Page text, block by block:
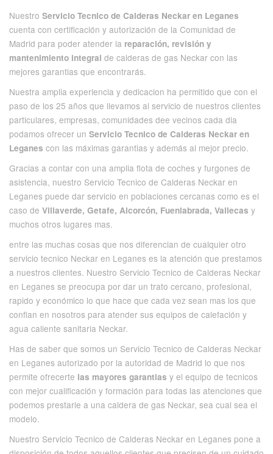
Nuestro Servicio Tecnico de Calderas Neckar en Leganes
cuenta con certificación y autorización de la Comunidad de
Madrid para poder atender la reparación, revisión y
mantenimiento integral de calderas de gas Neckar con las
mejores garantias que encontrarás.
Nuestra amplia experiencia y dedicacion ha permitido que con el
paso de los 25 años que llevamos al servicio de nuestros clientes
particulares, empresas, comunidades dee vecinos cada dia
podamos ofrecer un Servicio Tecnico de Calderas Neckar en
Leganes con las máximas garantias y además al mejor precio.
Gracias a contar con una amplia flota de coches y furgones de
asistencia, nuestro Servicio Tecnico de Calderas Neckar en
Leganes puede dar servicio en poblaciones cercanas como es el
caso de Villaverde, Getafe, Alcorcón, Fuenlabrada, Vallecas y
muchos otros lugares mas.
entre las muchas cosas que nos diferencian de cualquier otro
servicio tecnico Neckar en Leganes es la atención que prestamos
a nuestros clientes. Nuestro Servicio Tecnico de Calderas Neckar
en Leganes se preocupa por dar un trato cercano, profesional,
rapido y económico lo que hace que cada vez sean mas los que
confian en nosotros para atender sus equipos de calefación y
agua caliente sanitaria Neckar.
Has de saber que somos un Servicio Tecnico de Calderas Neckar
en Leganes autorizado por la autoridad de Madrid lo que nos
permite ofrecerte las mayores garantias y el equipo de tecnicos
con mejor cualificación y formación para todas las atenciones que
podemos prestarle a una caldera de gas Neckar, sea cual sea el
modelo.
Nuestro Servicio Tecnico de Calderas Neckar en Leganes pone a